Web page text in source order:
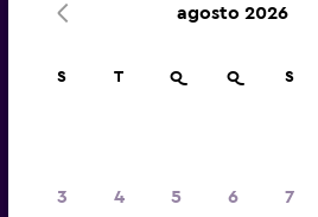
agosto 2026
S T Q Q S
3 4 5 6 7